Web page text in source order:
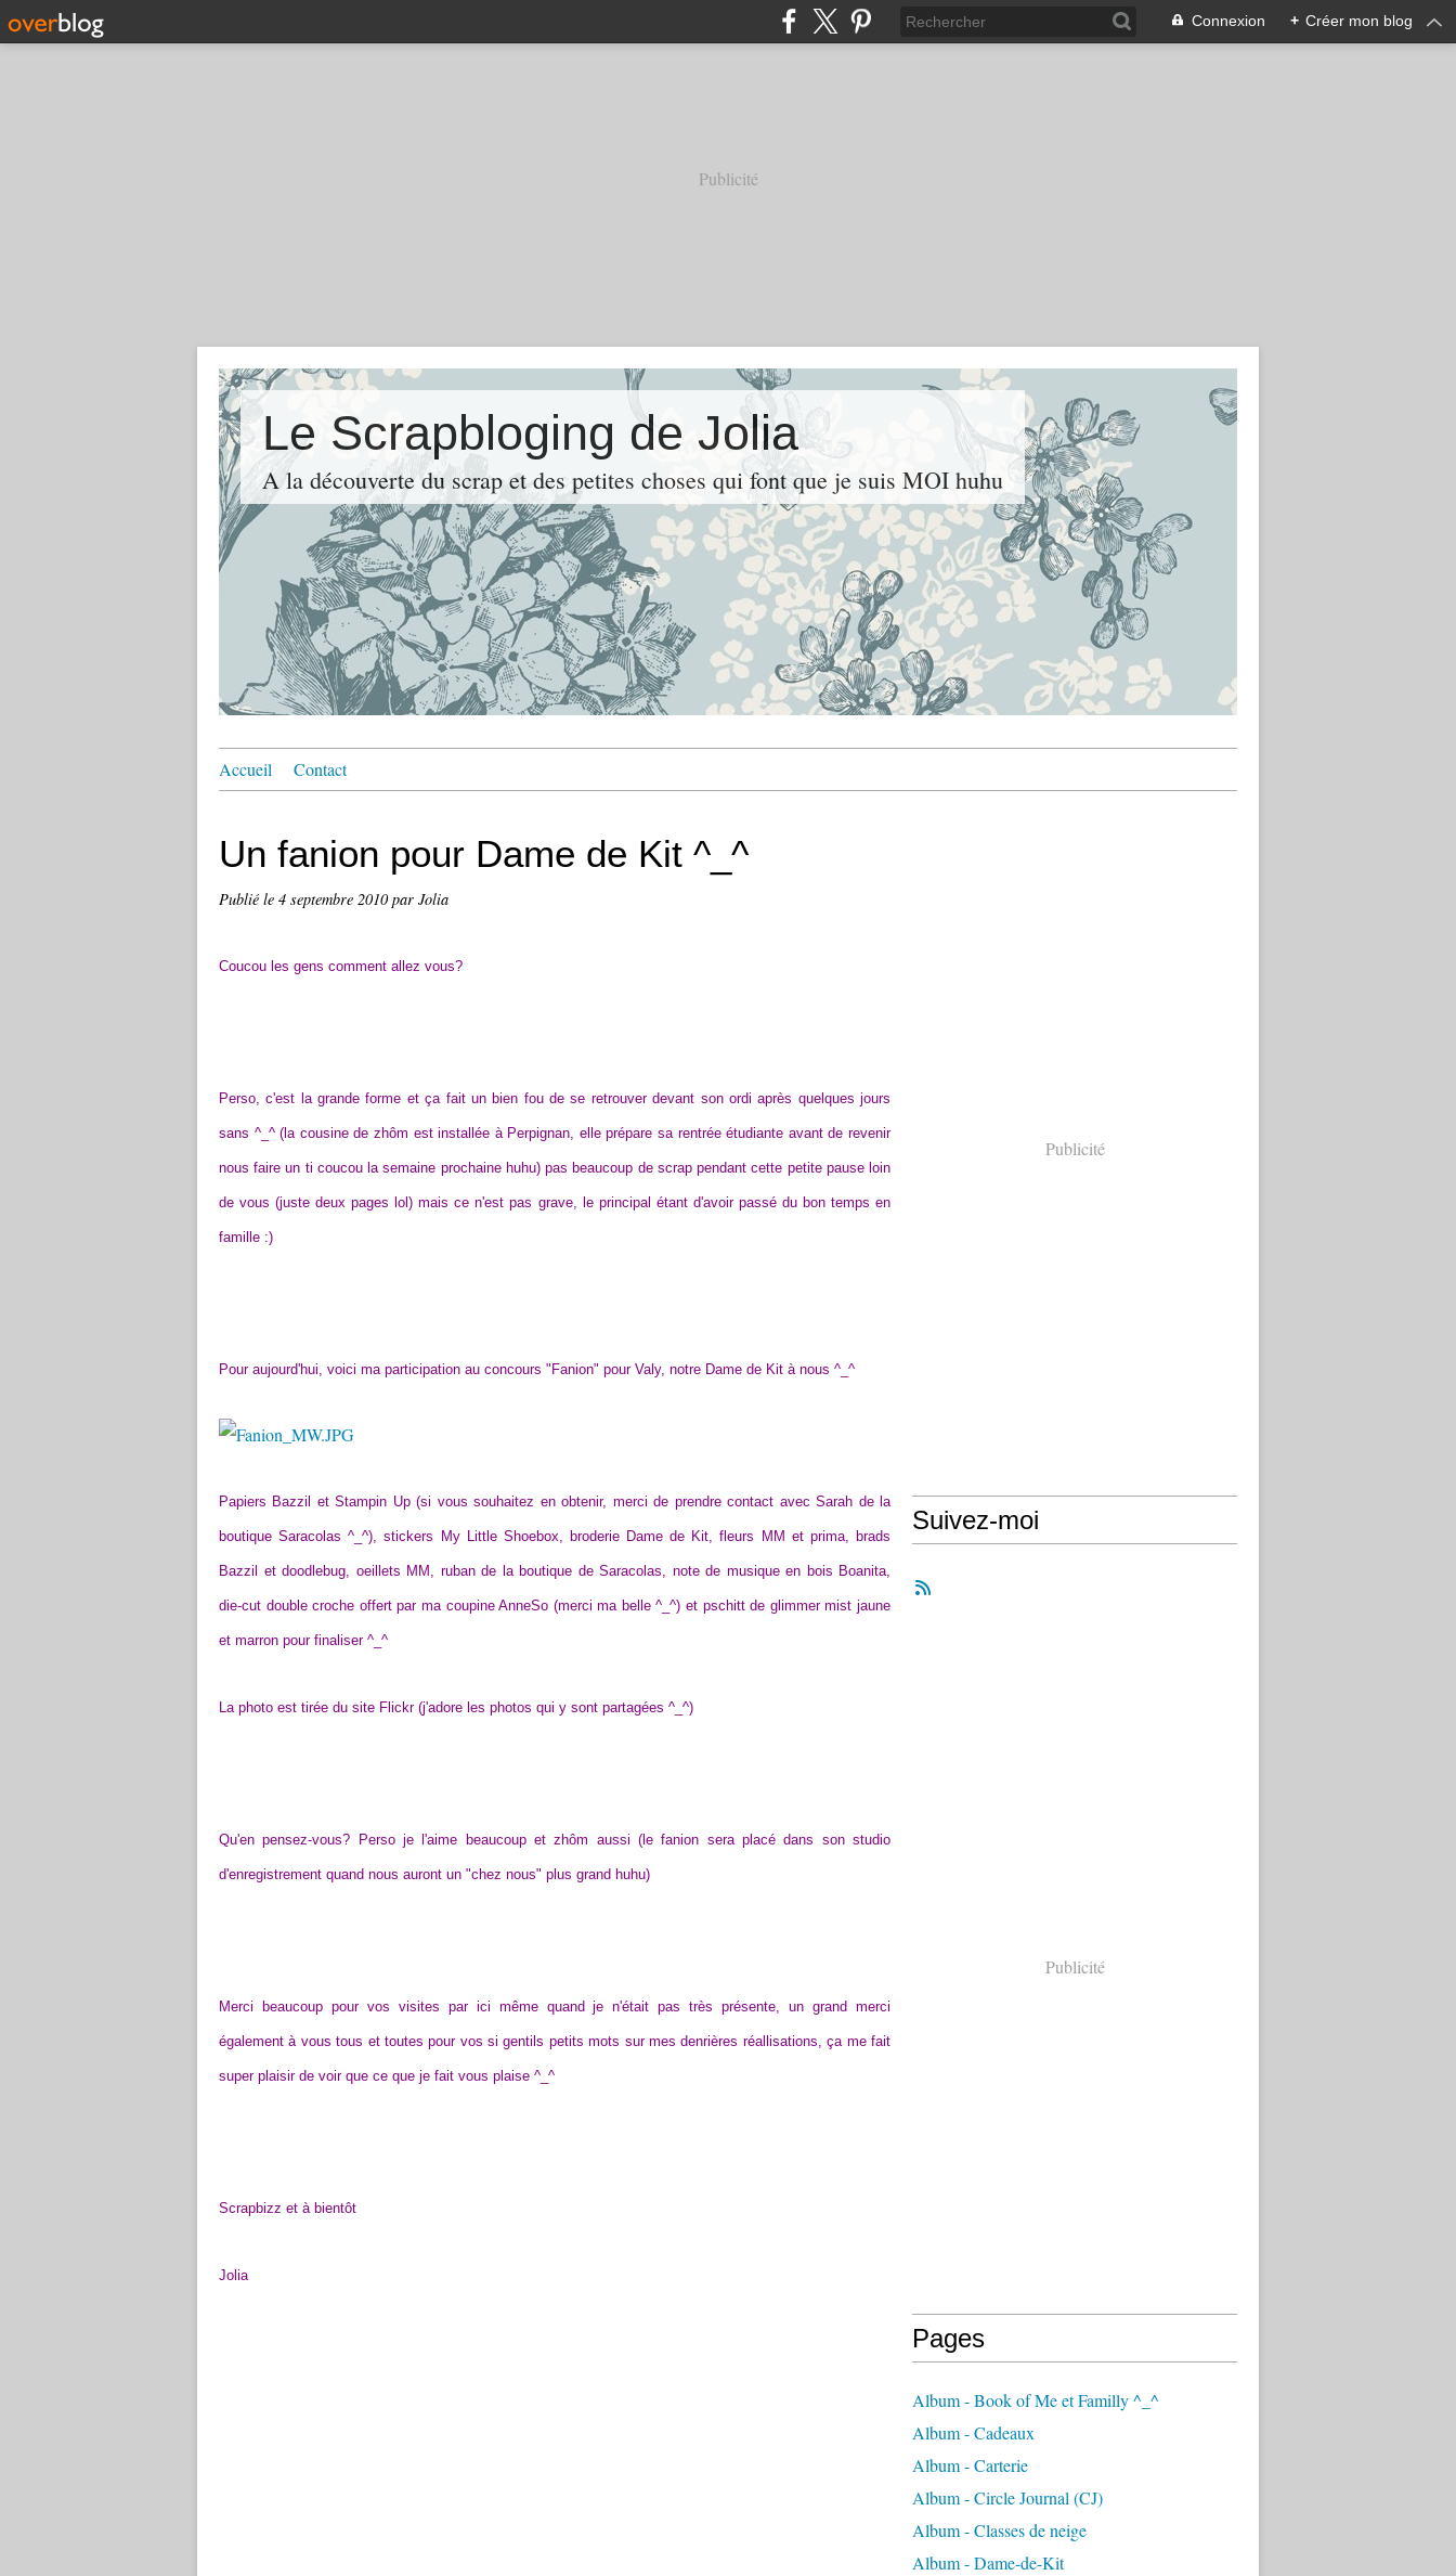
Connexion + Créer mon blog
Publicité
Le Scrapbloging de Jolia
A la découverte du scrap et des petites choses qui font que je suis MOI huhu
Accueil Contact
Un fanion pour Dame de Kit ^_^
Publié le 4 septembre 2010par Jolia
Coucou les gens comment allez vous?
Perso, c'est la grande forme et ça fait un bien fou de se retrouver devant son ordi après quelques jours
sans ^_^ (la cousine de zhôm est installée à Perpignan, elle prépare sa rentrée étudiante avant de revenir
nous faire un ti coucou la semaine prochaine huhu) pas beaucoup de scrap pendant cette petite pause loin
de vous (juste deux pages lol) mais ce n'est pas grave, le principal étant d'avoir passé du bon temps en
famille :)
Pour aujourd'hui, voici ma participation au concours "Fanion" pour Valy, notre Dame de Kit à nous ^_^
Papiers Bazzil et Stampin Up (si vous souhaitez en obtenir, merci de prendre contact avec Sarah de la
boutique Saracolas ^_^), stickers My Little Shoebox, broderie Dame de Kit, fleurs MM et prima, brads
Bazzil et doodlebug, oeillets MM, ruban de la boutique de Saracolas, note de musique en bois Boanita,
die-cut double croche offert par ma coupine AnneSo (merci ma belle ^_^) et pschitt de glimmer mist jaune
et marron pour finaliser ^_^
La photo est tirée du site Flickr (j'adore les photos qui y sont partagées ^_^)
Qu'en pensez-vous? Perso je l'aime beaucoup et zhôm aussi (le fanion sera placé dans son studio
d'enregistrement quand nous auront un "chez nous" plus grand huhu)
Merci beaucoup pour vos visites par ici même quand je n'était pas très présente, un grand merci
également à vous tous et toutes pour vos si gentils petits mots sur mes denrières réallisations, ça me fait
super plaisir de voir que ce que je fait vous plaise ^_^
Scrapbizz et à bientôt
Jolia
Publicité
Suivez-moi
Publicité
Pages
Album - Book of Me et Familly ^_^
Album - Cadeaux
Album - Carterie
Album - Circle Journal (CJ)
Album - Classes de neige
Album - Dame-de-Kit